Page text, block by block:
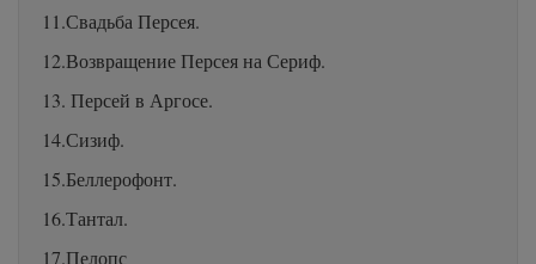
11.Свадьба Персея.
12.Возвращение Персея на Сериф.
13. Персей в Аргосе.
14.Сизиф.
15.Беллерофонт.
16.Тантал.
17.Пелопс